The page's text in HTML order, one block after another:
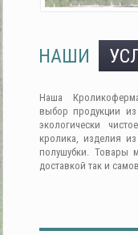
НАШИ
Наша
выбор продукции
экологически
кролика, изделия
полушубки. Товары
доставкой так и